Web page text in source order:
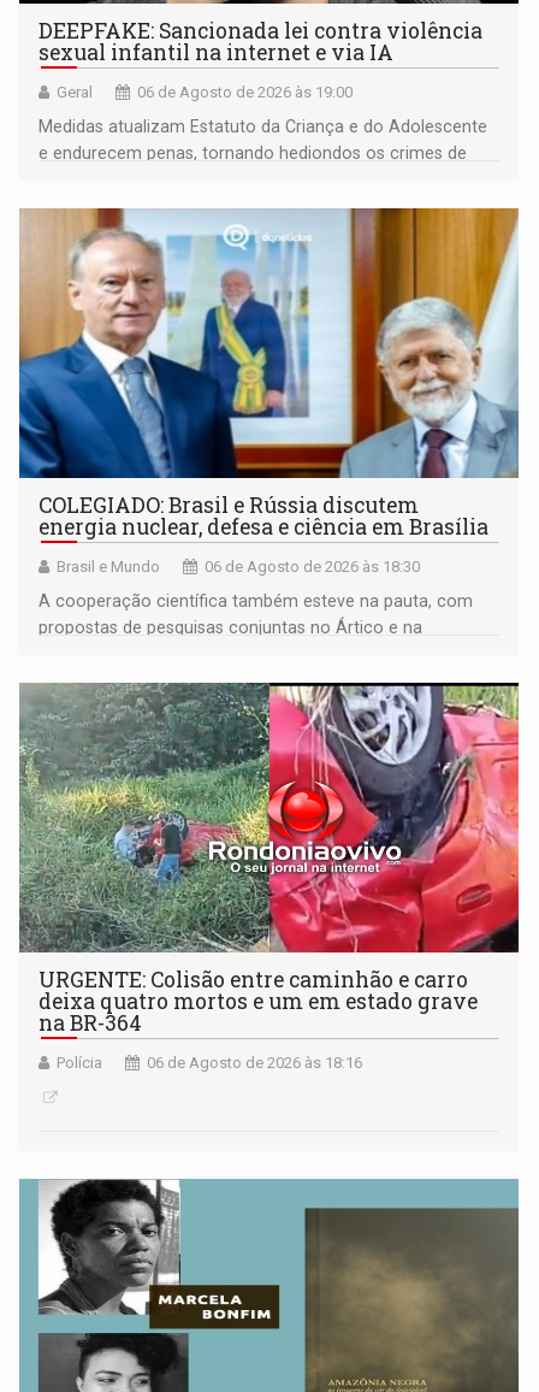
DEEPFAKE: Sancionada lei contra violência
sexual infantil na internet e via IA
Geral 06 de Agosto de 2026 às 19:00
Medidas atualizam Estatuto da Criança e do Adolescente
e endurecem penas, tornando hediondos os crimes de
COLEGIADO: Brasil e Rússia discutem
energia nuclear, defesa e ciência em Brasília
Brasil e Mundo 06 de Agosto de 2026 às 18:30
A cooperação científica também esteve na pauta, com
propostas de pesquisas conjuntas no Ártico e na
URGENTE: Colisão entre caminhão e carro
deixa quatro mortos e um em estado grave
na BR-364
Polícia 06 de Agosto de 2026 às 18:16